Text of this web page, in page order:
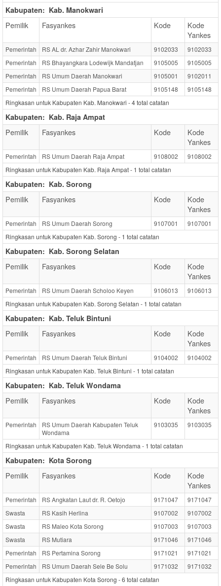
Kabupaten: Kab. Manokwari
Pemilik Fasyankes Kode
Kode
Yankes
Pemerintah RS AL dr. Azhar Zahir Manokwari 9102033
9102033
Pemerintah
RS Bhayangkara Lodewijk Mandatjan 9105005
9105005
Pemerintah
RS Umum Daerah Manokwari 9105001
9102011
Pemerintah
RS Umum Daerah Papua Barat 9105148
9105148
Ringkasan untuk Kabupaten Kab. Manokwari -4total catatan
Kabupaten: Kab. Raja Ampat
Pemilik Fasyankes Kode
Kode
Yankes
Pemerintah RS Umum Daerah Raja Ampat 9108002
9108002
Ringkasan untuk Kabupaten Kab. Raja Ampat - 1 total catatan
Kabupaten: Kab. Sorong
Pemilik Fasyankes Kode
Kode
Yankes
Pemerintah RS Umum Daerah Sorong 9107001
9107001
Ringkasan untuk Kabupaten Kab. Sorong - 1 total catatan
Kabupaten: Kab. Sorong Selatan
Pemilik Fasyankes Kode
Kode
Yankes
Pemerintah RS Umum Daerah Scholoo Keyen 9106013
9106013
Ringkasan untuk Kabupaten Kab. Sorong Selatan - 1 total catatan
Kabupaten: Kab. Teluk Bintuni
Pemilik Fasyankes Kode
Kode
Yankes
Pemerintah RS Umum Daerah Teluk Bintuni 9104002
9104002
Ringkasan untuk Kabupaten Kab. Teluk Bintuni - 1 total catatan
Kabupaten: Kab. Teluk Wondama
Pemilik Fasyankes Kode
Kode
Yankes
Pemerintah
RS Umum Daerah Kabupaten Teluk
Wondama
9103035 9103035
Ringkasan untuk Kabupaten Kab. Teluk Wondama - 1 total catatan
Kabupaten: Kota Sorong
Pemilik Fasyankes Kode
Kode
Yankes
Pemerintah RS Angkatan Laut dr. R. Oetojo 9171047
9171047
Swasta
RS Kasih Herlina 9107002
9107002
Swasta
RS Maleo Kota Sorong 9107003
9107003
Swasta
RS Mutiara 9171046
9171046
Pemerintah
RS Pertamina Sorong 9171021
9171021
Pemerintah
RS Umum Daerah Sele Be Solu 9171032
9171032
Ringkasan untuk Kabupaten Kota Sorong -6 total catatan